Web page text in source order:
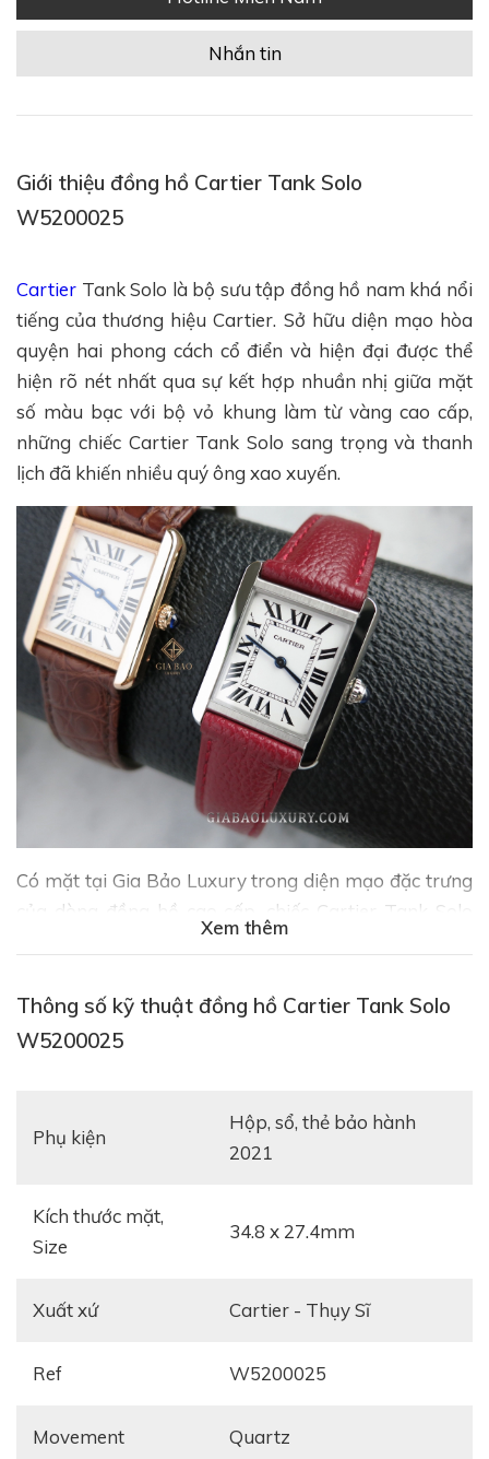
Nhắn tin
Giới thiệu đồng hồ Cartier Tank Solo
W5200025
Cartier Tank Solo là bộ sưu tập đồng hồ nam khá nổi
tiếng của thương hiệu Cartier. Sở hữu diện mạo hòa
quyện hai phong cách cổ điển và hiện đại được thể
hiện rõ nét nhất qua sự kết hợp nhuần nhị giữa mặt
số màu bạc với bộ vỏ khung làm từ vàng cao cấp,
những chiếc Cartier Tank Solo sang trọng và thanh
lịch đã khiến nhiều quý ông xao xuyến.
Có mặt tại Gia Bảo Luxury trong diện mạo đặc trưng
của dòng đồng hồ cao cấp, chiếc Cartier Tank Solo
W5200025 mang đậm vẻ đẹp tinh tế, lịch lãm phù
kế của Cartier Tank Solo W5200025 không khác
những model thuộc bộ sưu tập Tank lừng danh, cụ
xanh được mài nhẵn không một tì vết đã trở thành
Xem thêm
Thông số kỹ thuật đồng hồ Cartier Tank Solo
W5200025
Phụ kiện
hộp, sổ, thẻ bảo hành
2021
Kích thước mặt,
Size
34.8 x 27.4mm
Xuất xứ Cartier - Thụy Sĩ
Ref W5200025
Movement quartz